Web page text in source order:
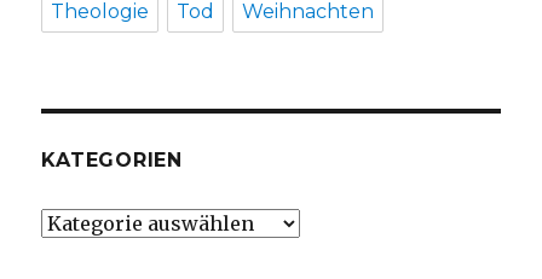
Theologie Tod Weihnachten
KATEGORIEN
Kategorien